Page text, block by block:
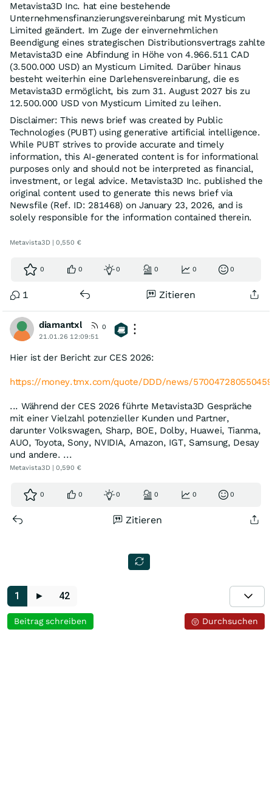
Metavista3D Inc. hat eine bestehende
Unternehmensfinanzierungsvereinbarung mit Mysticum
Limited geändert. Im Zuge der einvernehmlichen
Beendigung eines strategischen Distributionsvertrags zahlte
Metavista3D eine Abfindung in Höhe von 4.966.511 CAD
(3.500.000 USD) an Mysticum Limited. Darüber hinaus
besteht weiterhin eine Darlehensvereinbarung, die es
Metavista3D ermöglicht, bis zum 31. August 2027 bis zu
12.500.000 USD von Mysticum Limited zu leihen.
Disclaimer: This news brief was created by Public
Technologies (PUBT) using generative artificial intelligence.
While PUBT strives to provide accurate and timely
information, this AI-generated content is for informational
purposes only and should not be interpreted as financial,
investment, or legal advice. Metavista3D Inc. published the
original content used to generate this news brief via
Newsfile (Ref. ID: 281468) on January 23, 2026, and is
solely responsible for the information contained therein.
Metavista3D | 0,550 €
0 0 0 0 0 0
1 Zitieren
diamantxl
0
21.01.26 12:09:51
Hier ist der Bericht zur CES 2026:
https://money.tmx.com/quote/DDD/news/
... Während der CES 2026 führte Metavista3D Gespräche
mit einer Vielzahl potenzieller Kunden und Partner,
darunter Volkswagen, Sharp, BOE, Dolby, Huawei, Tianma,
AUO, Toyota, Sony, NVIDIA, Amazon, IGT, Samsung, Desay
und andere. ...
Metavista3D | 0,590 €
0 0 0 0 0 0
Zitieren
1 ► 42
Durchsuchen
Beitrag schreiben